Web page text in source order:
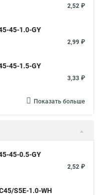
2,52 ₽
45-1.0-GY
2,99 ₽
45-1.5-GY
3,33 ₽
Показать больше
45-0.5-GY
2,52 ₽
S5E-1.0-WH